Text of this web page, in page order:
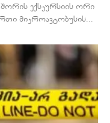
ექსკურსიის ორი
მიკროავტობუსის...